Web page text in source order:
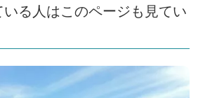
る人はこのページも見てい